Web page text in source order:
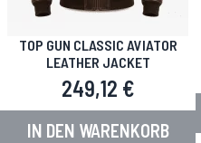
TOP GUN CLASSIC AVIATOR
LEATHER JACKET
249,12 €
IN DEN WARENKORB